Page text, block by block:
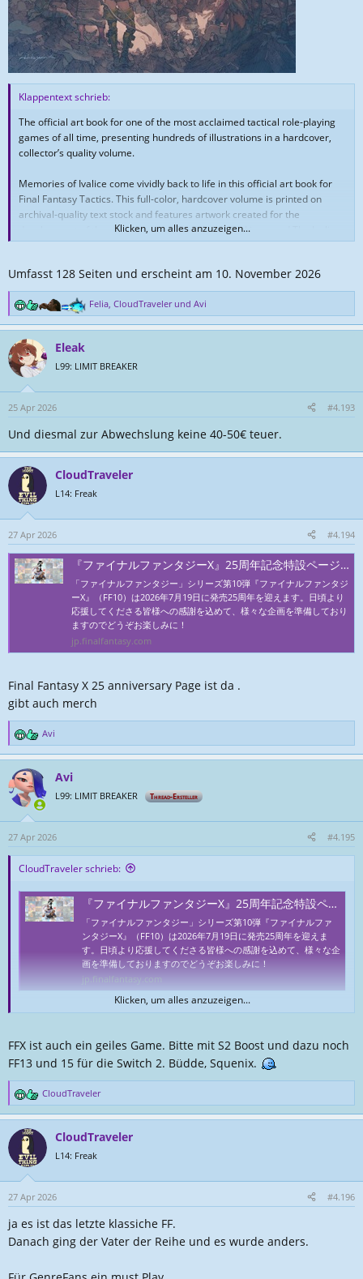
Klappentext schrieb:
The official art book for one of the most acclaimed tactical role-playing
games of all time, presenting hundreds of illustrations in a hardcover,
collector’s quality volume.
Memories of Ivalice come vividly back to life in this official art book for
Final Fantasy Tactics. This full-color, hardcover volume is printed on
archival-quality text stock and features artwork created for the
development of the original game, The War of the Lions, and The Ivalice
Chronicles. It also includes concept sketches, rough map designs,
Klicken, um alles anzuzeigen...
Umfasst 128 Seiten und erscheint am 10. November 2026
R
e
k
t
o
n
n
Felia CloudTravelerund Avi
Eleak
L99: LIMIT BREAKER
25 Apr 2026 #4.193
Und diesmal zur Abwechslung keine 40-50€ teuer.
CloudTraveler
L14: Freak
27 Apr 2026 #4.194
『ファイナルファンタジーX』25周年記念特設ページ | ファイナルファンタジーポータルサイト | SQUARE ENIX
「ファイナルファンタジー」シリーズ第10弾『ファイナルファンタジ
ーX』（FF10）は2026年7月19日に発売25周年を迎えます。日頃より
応援してくださる皆様への感謝を込めて、様々な企画を準備しており
ますのでどうぞお楽しみに！
jp.finalfantasy.com
Final Fantasy X 25 anniversary Page ist da .
gibt auch merch
R
e
k
t
o
n
Avi
Avi
L99: LIMIT BREAKER Thread-Ersteller
27 Apr 2026 #4.195
CloudTraveler schrieb:
『ファイナルファンタジーX』25周年記念特設ページ | ファイナルファンタジーポータルサイト | SQUARE ENIX
「ファイナルファンタジー」シリーズ第10弾『ファイナルファ
ンタジーX』（FF10）は2026年7月19日に発売25周年を迎えま
す。日頃より応援してくださる皆様への感謝を込めて、様々な企
画を準備しておりますのでどうぞお楽しみに！
jp.finalfantasy.com
Klicken, um alles anzuzeigen...
FFX ist auch ein geiles Game. Bitte mit S2 Boost und dazu noch
FF13 und 15 für die Switch 2. Büdde, Squenix.
R
e
o
n
e
n
:
CloudTraveler
CloudTraveler
L14: Freak
27 Apr 2026 #4.196
ja es ist das letzte klassiche FF.
Danach ging der Vater der Reihe und es wurde anders.